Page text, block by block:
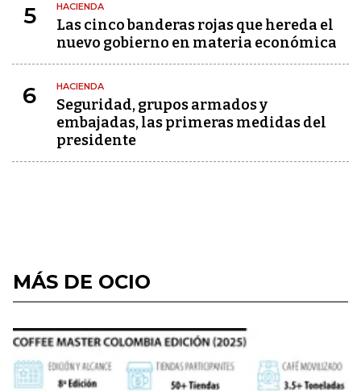
5 HACIENDA
Las cinco banderas rojas que hereda el
nuevo gobierno en materia económica
6 HACIENDA
Seguridad, grupos armados y
embajadas, las primeras medidas del
presidente
MÁS DE OCIO